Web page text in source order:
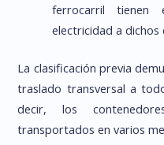
ferrocarril tienen
electricidad a dichos
La clasificación previa
traslado transversal a
decir, los
transportados en varios